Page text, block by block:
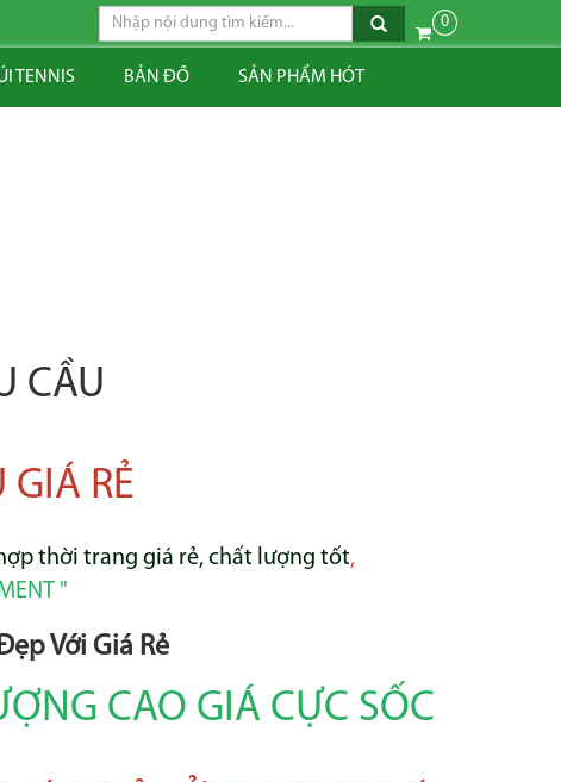
0
TENNIS BẢN ĐỒ SẢN PHẨM HÓT
CẦU
GIÁ RẺ
thời trang giá rẻ, chất lượng tốt,
"
Với Giá Rẻ
CAO GIÁ CỰC SỐC